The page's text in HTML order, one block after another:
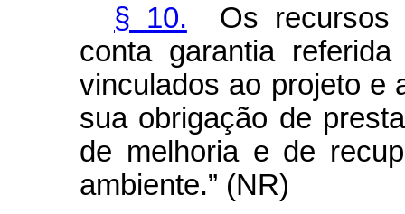
§ 10. Os recursos
conta garantia
vinculados ao projeto e
sua obrigação de
de melhoria e de
ambiente.” (NR)